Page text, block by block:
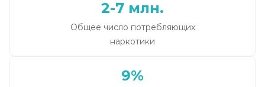
2-7 млн.
Общее число потребляющих
наркотики
9%